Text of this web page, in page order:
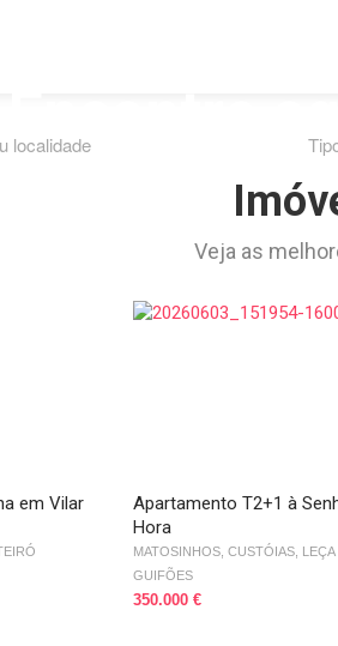
Encontre
Veja as
em Vilar
Apartamento T2+1 à
Hora
MATOSINHOS, CUSTÓIAS,
GUIFÕES
350.000 €